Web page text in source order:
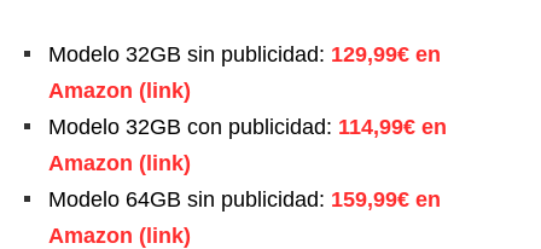
Modelo 32GB sin publicidad: 129,99€ en
Amazon (link)
Modelo 32GB con publicidad: 114,99€ en
Amazon (link)
Modelo 64GB sin publicidad: 159,99€ en
Amazon (link)